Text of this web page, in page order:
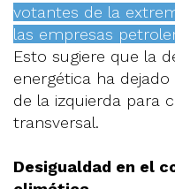
votantes de la
las empresas
Esto sugiere que la
energética ha
de la izquierda para
transversal.
Desigualdad en el